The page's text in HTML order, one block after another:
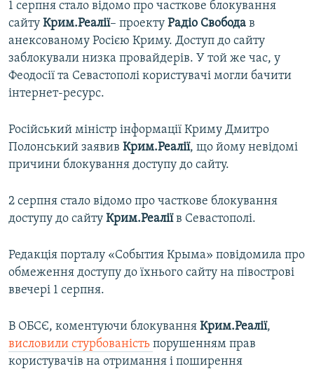
1 серпня стало відомо про часткове блокування
сайту Крим.Реалії– проекту Радіо Свобода в
анексованому Росією Криму. Доступ до сайту
заблокували низка провайдерів. У той же час, у
Феодосії та Севастополі користувачі могли бачити
інтернет-ресурс.
Російський міністр інформації Криму Дмитро
Полонський заявив Крим.Реалії, що йому невідомі
причини блокування доступу до сайту.
2 серпня стало відомо про часткове блокування
доступу до сайту Крим.Реаліїв Севастополі.
Редакція порталу «События Крыма» повідомила про
обмеження доступу до їхнього сайту на півострові
ввечері 1 серпня.
В ОБСЄ, коментуючи блокування Крим.Реалії,
висловили стурбованість порушенням прав
користувачів на отримання і поширення